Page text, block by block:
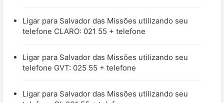
Ligar para Salvador das Missões utilizando seu
telefone CLARO: 021 55 + telefone
Ligar para Salvador das Missões utilizando seu
telefone GVT: 025 55 + telefone
Ligar para Salvador das Missões utilizando seu